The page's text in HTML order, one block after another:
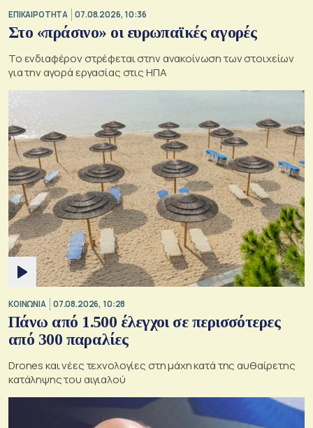
ΕΠΙΚΑΙΡΟΤΗΤΑ 07.08.2026, 10:36
Στο «πράσινο» οι ευρωπαϊκές αγορές
Το ενδιαφέρον στρέφεται στην ανακοίνωση των στοιχείων
για την αγορά εργασίας στις ΗΠΑ
ΚΟΙΝΩΝΙΑ 07.08.2026, 10:28
Πάνω από 1.500 έλεγχοι σε περισσότερες
από 300 παραλίες
Drones και νέες τεχνολογίες στη μάχη κατά της αυθαίρετης
κατάληψης του αιγιαλού